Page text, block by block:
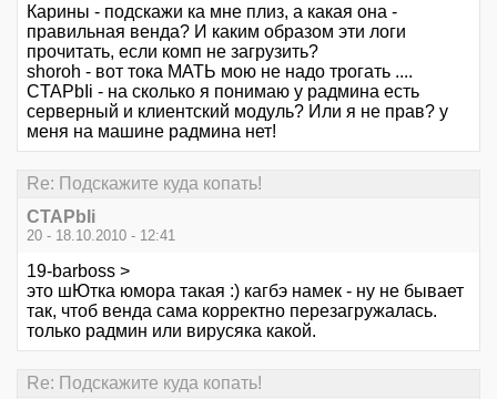
Карины - подскажи ка мне плиз, а какая она -
правильная венда? И каким образом эти логи
прочитать, если комп не загрузить?
shoroh - вот тока МАТЬ мою не надо трогать ....
CTAPbIi - на сколько я понимаю у радмина есть
серверный и клиентский модуль? Или я не прав? у
меня на машине радмина нет!
Re: Подскажите куда копать!
CTAPbIi
20 - 18.10.2010 - 12:41
19-barboss >
это шЮтка юмора такая :) кагбэ намек - ну не бывает
так, чтоб венда сама корректно перезагружалась.
только радмин или вирусяка какой.
Re: Подскажите куда копать!